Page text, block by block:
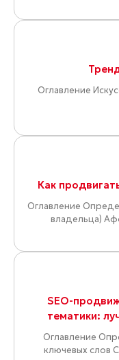
Оглавление
Как
Оглавление
владельца)
SEO-
тематики:
Оглавление
ключевых слов